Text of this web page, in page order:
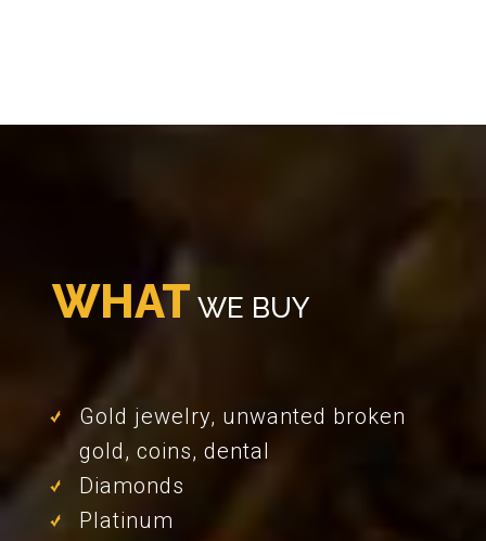
WHAT WE BUY
Gold jewelry, unwanted broken
gold, coins, dental
Diamonds
Platinum